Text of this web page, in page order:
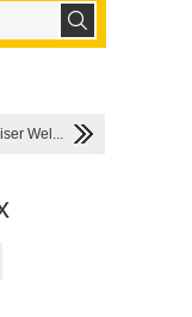
Wel...